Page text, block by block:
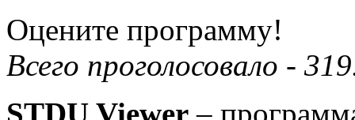
Оцените программу!
Всего проголосовало - 319